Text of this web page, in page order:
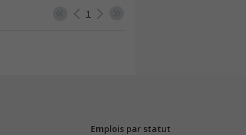
1
Emplois par statut